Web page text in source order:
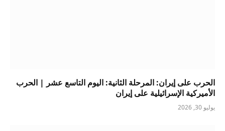
الحرب على إيران: المرحلة الثانية: اليوم التاسع عشر | الحرب
الأميركية الإسرائيلية على إيران
يوليو 30, 2026